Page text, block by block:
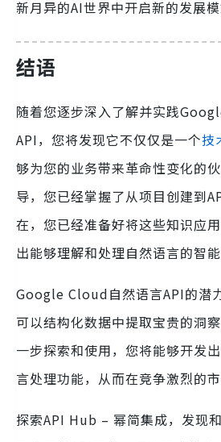
新月异的AI世界中开启新的发展模
结语
随着您逐步深入了解并实践
API，您将发现它不仅仅是一个技
够为您的业务带来革命性变化的
导，您已经掌握了从项目创建到
在，您已经准备好将这些知识应
出能够理解和处理自然语言的智能
Google Cloud自然语言API的潜
可以结构化数据中提取宝贵的洞
一步探索和使用，您将能够开发
言处理功能，从而在竞争激烈的市
探索API Hub – 幂简集成，发现